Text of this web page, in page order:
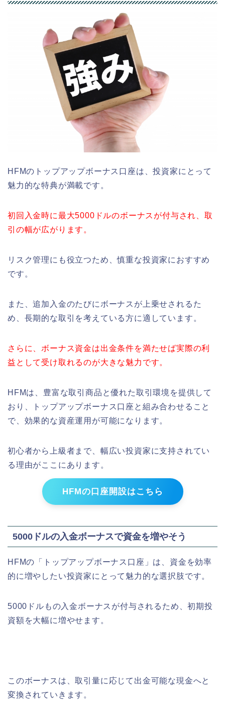
HFMのトップアップボーナス口座は、投資家にとって
魅力的な特典が満載です。
初回入金時に最大5000ドルのボーナスが付与され、取
引の幅が広がります。
リスク管理にも役立つため、慎重な投資家におすすめ
です。
また、追加入金のたびにボーナスが上乗せされるた
め、長期的な取引を考えている方に適しています。
さらに、ボーナス資金は出金条件を満たせば実際の利
益として受け取れるのが大きな魅力です。
HFMは、豊富な取引商品と優れた取引環境を提供して
おり、トップアップボーナス口座と組み合わせること
で、効果的な資産運用が可能になります。
初心者から上級者まで、幅広い投資家に支持されてい
る理由がここにあります。
HFMの口座開設はこちら
5000ドルの入金ボーナスで資金を増やそう
HFMの「トップアップボーナス口座」は、資金を効率
的に増やしたい投資家にとって魅力的な選択肢です。
5000ドルもの入金ボーナスが付与されるため、初期投
資額を大幅に増やせます。
このボーナスは、取引量に応じて出金可能な現金へと
変換されていきます。